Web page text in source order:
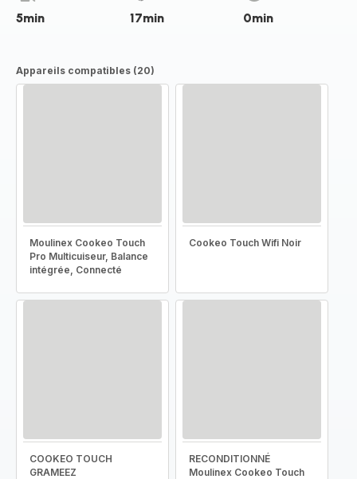
5min 17min 0min
Appareils compatibles (20)
Moulinex Cookeo Touch
Pro Multicuiseur, Balance
intégrée, Connecté
Cookeo Touch Wifi Noir
COOKEO TOUCH
GRAMEEZ
RECONDITIONNÉ
Moulinex Cookeo Touch